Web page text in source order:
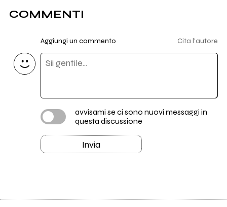
COMMENTI
Aggiungi un commento Cita l'autore
avvisami se ci sono nuovi messaggi in
questa discussione
Invia